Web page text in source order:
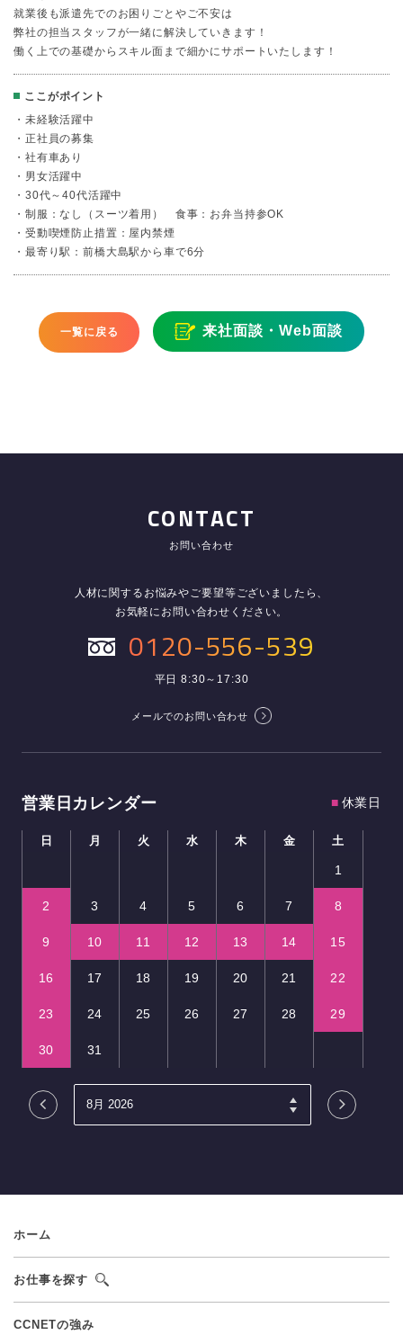
就業後も派遣先でのお困りごとやご不安は
弊社の担当スタッフが一緒に解決していきます！
働く上での基礎からスキル面まで細かにサポートいたします！
ここがポイント
・未経験活躍中
・正社員の募集
・社有車あり
・男女活躍中
・30代～40代活躍中
・制服：なし（スーツ着用） 食事：お弁当持参OK
・受動喫煙防止措置：屋内禁煙
・最寄り駅：前橋大島駅から車で6分
一覧に戻る 来社面談・Web面談
CONTACT
お問い合わせ
人材に関するお悩みやご要望等ございましたら、
お気軽にお問い合わせください。
0120-556-539
平日 8:30～17:30
メールでのお問い合わせ
営業日カレンダー ■ 休業日
日 月 火 水 木 金 土
1
2 3 4 5 6 7 8
9 10 11 12 13 14 15
16 17 18 19 20 21 22
23 24 25 26 27 28 29
30 31
ホーム
お仕事を探す
CCNETの強み